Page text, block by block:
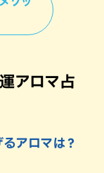
アロマ占
アロマは？